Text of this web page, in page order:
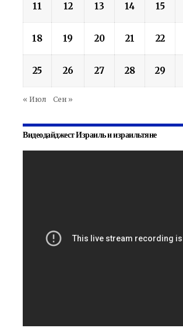
11 12 13 14 15
18 19 20 21 22
25 26 27 28 29
« Июл Сен »
Видеодайджест Израиль и израильтяне